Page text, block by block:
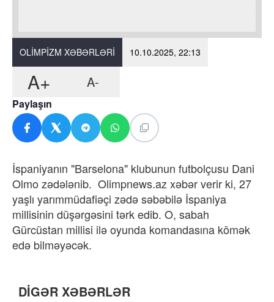
OLIMPIZM XƏBƏRLƏRI 10.10.2025, 22:13
A+ A-
Paylaşın
İspaniyanın "Barselona" klubunun futbolçusu Dani
Olmo zədələnib. Olimpnews.az xəbər verir ki, 27
yaşlı yarımmüdafiəçi zədə səbəbilə İspaniya
millisinin düşərgəsini tərk edib. O, sabah
Gürcüstan millisi ilə oyunda komandasına kömək
edə bilməyəcək.
DİGƏR XƏBƏRLƏR